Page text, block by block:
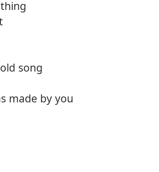
song
made by you